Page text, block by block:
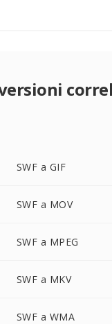
SWF a GIF
SWF a MOV
SWF a MPEG
SWF a MKV
SWF a WMA